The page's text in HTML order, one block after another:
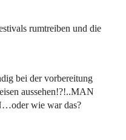
rumtreiben und die
bei der vorbereitung
aussehen!?!..MAN
wie war das?